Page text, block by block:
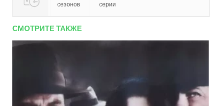
сезонов серии
СМОТРИТЕ ТАКЖЕ